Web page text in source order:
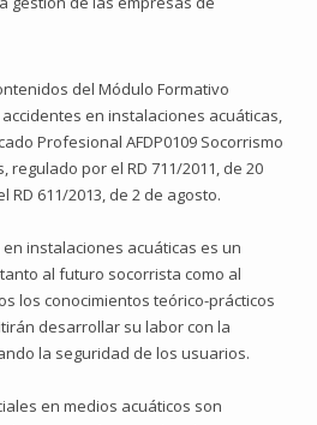
del Módulo Formativo
accidentes en instalaciones acuáticas,
Profesional AFDP0109 Socorrismo
regulado por el RD 711/2011, de 20
611/2013, de 2 de agosto.
instalaciones acuáticas es un
al futuro socorrista como al
los conocimientos teórico-prácticos
desarrollar su labor con la
la seguridad de los usuarios.
en medios acuáticos son